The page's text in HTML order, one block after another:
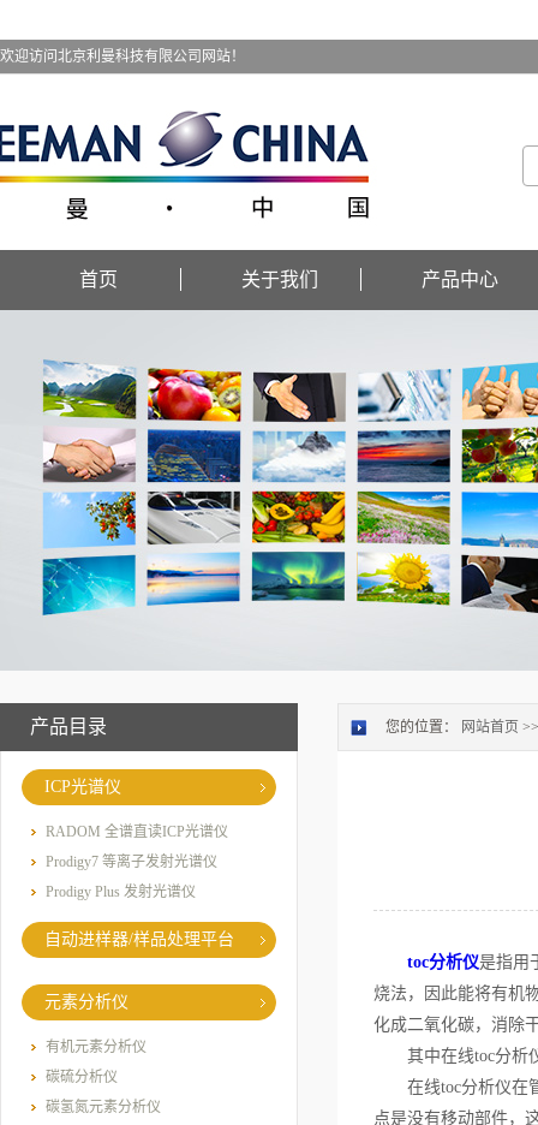
欢迎访问北京利曼科技有限公司网站！
首页 关于我们 产品中心
产品目录
ICP光谱仪
RADOM 全谱直读ICP光谱仪
Prodigy7 等离子发射光谱仪
Prodigy Plus 发射光谱仪
自动进样器/样品处理平台
元素分析仪
有机元素分析仪
碳硫分析仪
碳氢氮元素分析仪
您的位置： 网站首页
toc分析仪是指用
烧法，因此能将有机
化成二氧化碳，消除
其中在线toc分析仪
在线toc分析仪在管
点是没有移动部件，